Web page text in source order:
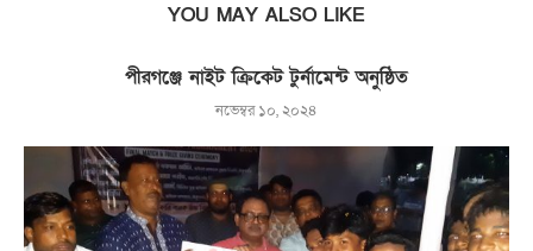
YOU MAY ALSO LIKE
পীরগঞ্জে নাইট ক্রিকেট টুর্নামেন্ট অনুষ্ঠিত
নভেম্বর ১০, ২০২৪